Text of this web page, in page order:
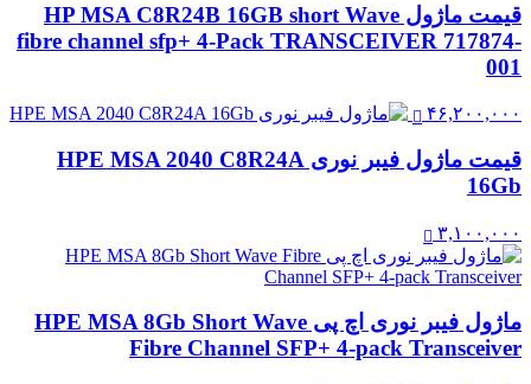
قیمت ماژول HP MSA C8R24B 16GB short Wave
fibre channel sfp+ 4-Pack TRANSCEIVER 717874-
001
۴۶,۲۰۰,۰۰۰
قیمت ماژول فیبر نوری HPE MSA 2040 C8R24A
16Gb
۳,۱۰۰,۰۰۰
ماژول فیبر نوری اچ پی HPE MSA 8Gb Short Wave
Fibre Channel SFP+ 4-pack Transceiver